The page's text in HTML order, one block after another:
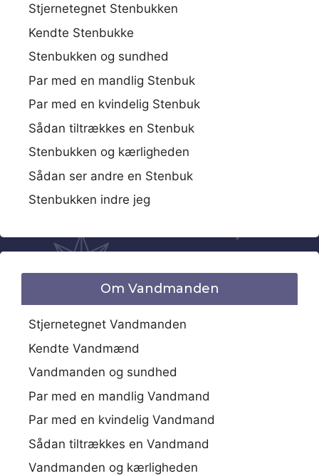
Stjernetegnet Stenbukken
Kendte Stenbukke
Stenbukken og sundhed
Par med en mandlig Stenbuk
Par med en kvindelig Stenbuk
Sådan tiltrækkes en Stenbuk
Stenbukken og kærligheden
Sådan ser andre en Stenbuk
Stenbukken indre jeg
Om Vandmanden
Stjernetegnet Vandmanden
Kendte Vandmænd
Vandmanden og sundhed
Par med en mandlig Vandmand
Par med en kvindelig Vandmand
Sådan tiltrækkes en Vandmand
Vandmanden og kærligheden